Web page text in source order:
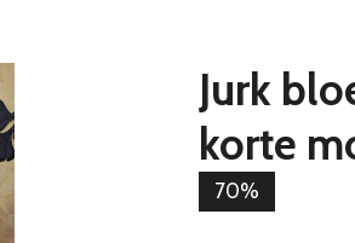
Jurk
korte
70%